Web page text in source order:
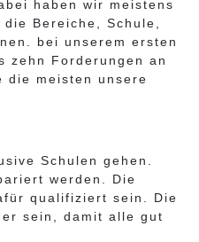
haben wir meistens
Bereiche, Schule,
bei unserem ersten
zehn Forderungen an
meisten unsere
Schulen gehen.
werden. Die
qualifiziert sein. Die
sein, damit alle gut